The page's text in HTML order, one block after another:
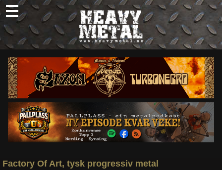
Skip
to
content
Nyheter
Omtaler
Intervjuer
Om oss
Abonner
Søk
Factory Of Art, tysk progressiv metal